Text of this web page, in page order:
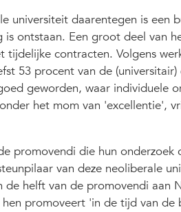
universiteit daarentegen is een
is ontstaan. Een groot deel van
tijdelijke contracten. Volgens
53 procent van de
geworden, waar individuele
het mom van 'excellentie',
promovendi die hun
van deze neoliberale
de helft van de promovendi aan
hen promoveert 'in de tijd van